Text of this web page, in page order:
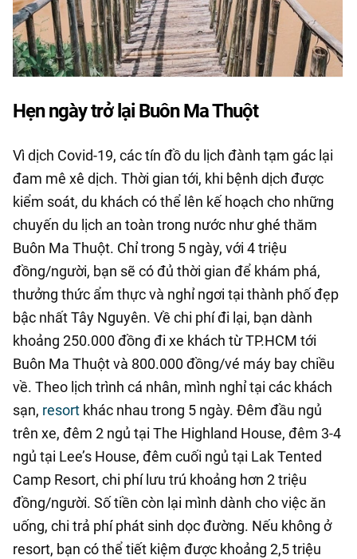
Hẹn ngày trở lại Buôn Ma Thuột
Vì dịch Covid-19, các tín đồ du lịch đành tạm gác lại
đam mê xê dịch. Thời gian tới, khi bệnh dịch được
kiểm soát, du khách có thể lên kế hoạch cho những
chuyến du lịch an toàn trong nước như ghé thăm
Buôn Ma Thuột. Chỉ trong 5 ngày, với 4 triệu
đồng/người, bạn sẽ có đủ thời gian để khám phá,
thưởng thức ẩm thực và nghỉ ngơi tại thành phố đẹp
bậc nhất Tây Nguyên. Về chi phí đi lại, bạn dành
khoảng 250.000 đồng đi xe khách từ TP.HCM tới
Buôn Ma Thuột và 800.000 đồng/vé máy bay chiều
về. Theo lịch trình cá nhân, mình nghỉ tại các khách
sạn, resort khác nhau trong 5 ngày. Đêm đầu ngủ
trên xe, đêm 2 ngủ tại The Highland House, đêm 3-4
ngủ tại Lee’s House, đêm cuối ngủ tại Lak Tented
Camp Resort, chi phí lưu trú khoảng hơn 2 triệu
đồng/người. Số tiền còn lại mình dành cho việc ăn
uống, chi trả phí phát sinh dọc đường. Nếu không ở
resort, bạn có thể tiết kiệm được khoảng 2,5 triệu